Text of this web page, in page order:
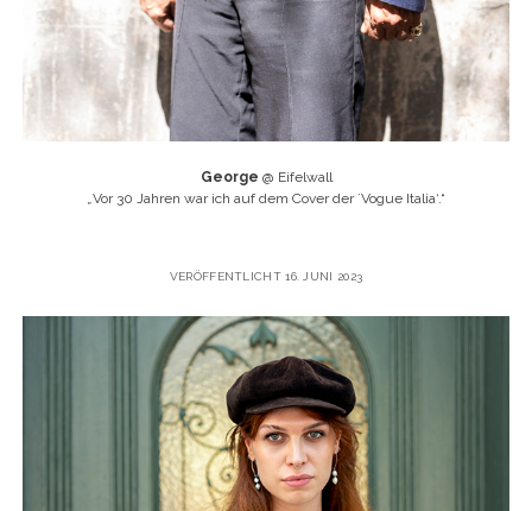
George @ Eifelwall
Vor 30 Jahren war ich auf dem Cover der ´Vogue Italia‘.“
VERÖFFENTLICHT 16. JUNI 2023